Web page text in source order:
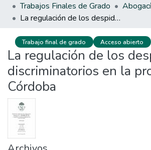
Trabajos Finales de Grado
La regulación de los despidos discriminatorios en la provincia de Córdoba
Trabajo final de grado Acceso abierto
La regulación de los
discriminatorios en la
Córdoba